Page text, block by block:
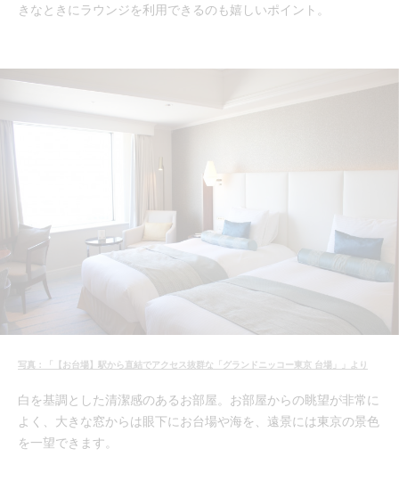
きなときにラウンジを利用できるのも嬉しいポイント。
写真：「【お台場】駅から直結でアクセス抜群な「グランドニッコー東京 台場」」より
白を基調とした清潔感のあるお部屋。お部屋からの眺望が非常に
よく、大きな窓からは眼下にお台場や海を、遠景には東京の景色
を一望できます。